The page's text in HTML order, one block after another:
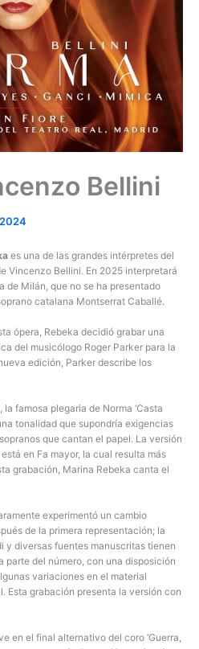
Bellini
es una de las grandes intérpretes del
Vincenzo Bellini. En 2025 interpretará
de Milán, que no se ha presentado
catalana Montserrat Caballé.
ópera, Rebeka decidió grabar una
del musicólogo Roger Parker para la
edición, Parker describe los
famosa plegaria de Norma ‘Casta
tonalidad que supondría exigencias
que cantan el papel. La versión
en Fa mayor, la cual resulta más
grabación, Marina Rebeka canta el
experimentó un cambio
de la primera representación; la
y diversas fuentes manuscritas tienen
parte del número, con una disposición
variaciones en el material
Esta grabación presenta la versión con
en el final alternativo del coro ‘Guerra,